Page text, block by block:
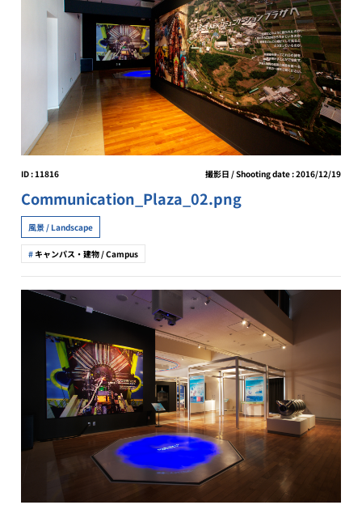
ID : 11816 撮影日 / Shooting date : 2016/12/19
Communication_Plaza_02.png
風景 / Landscape
キャンパス・建物 / Campus